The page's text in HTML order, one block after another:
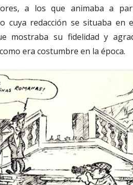
a los que animaba a
cuya redacción se situaba en
mostraba su fidelidad y
era costumbre en la época.